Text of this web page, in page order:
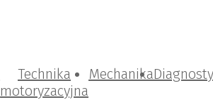
Technika
motoryzacyjna
Mechanika